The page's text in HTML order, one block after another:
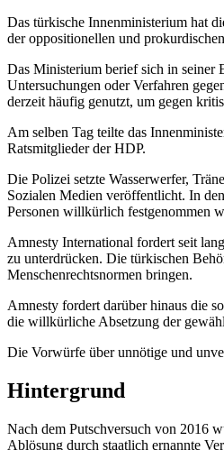
Das türkische Innenministerium hat
der oppositionellen und
Das Ministerium berief sich in seiner
Untersuchungen oder Verfahren
derzeit häufig genutzt, um gegen
Am selben Tag teilte das
Ratsmitglieder der HDP.
Die Polizei setzte Wasserwerfer,
Sozialen Medien veröffentlicht. In
Personen willkürlich festgenommen
Amnesty International fordert seit
zu unterdrücken. Die türkischen
Menschenrechtsnormen bringen.
Amnesty fordert darüber hinaus die
die willkürliche Absetzung der
Die Vorwürfe über unnötige und
Hintergrund
Nach dem Putschversuch von 2016
Ablösung durch staatlich ernannte